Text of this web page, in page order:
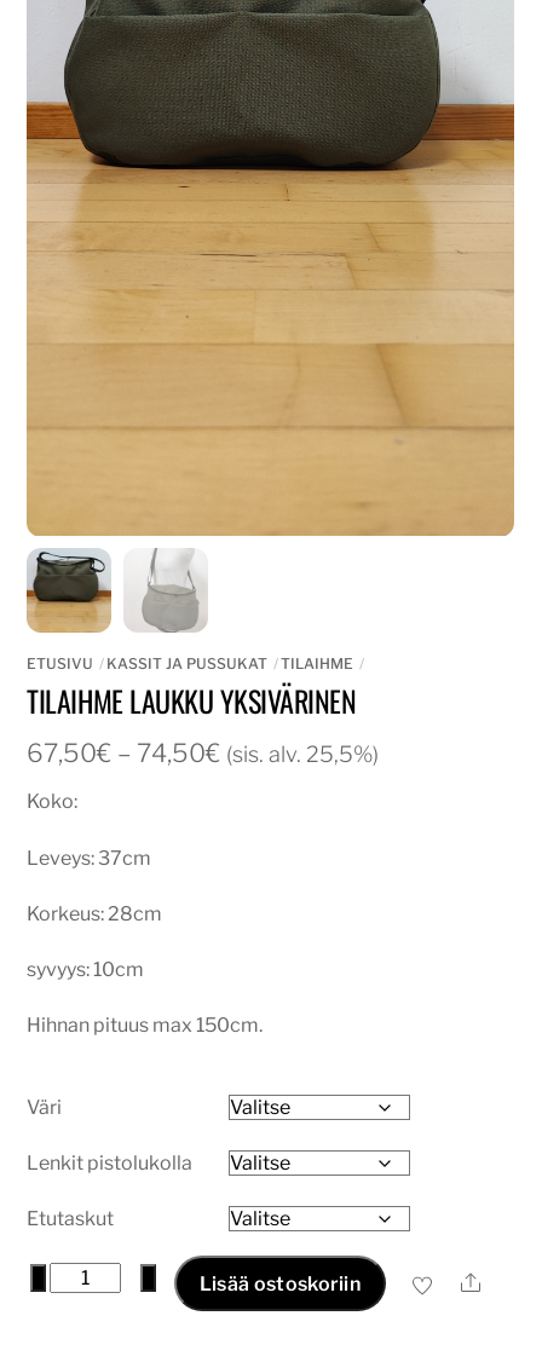
ETUSIVU KASSIT JA PUSSUKAT TILAIHME
TILAIHME LAUKKU YKSIVÄRINEN
67,50€ – 74,50€ Hintaluokka:
(sis. alv. 25,5%)
Koko:
Leveys: 37cm
Korkeus: 28cm
syvyys: 10cm
Hihnan pituus max 150cm.
Väri
Lenkit pistolukolla
Etutaskut
Tilaihme
Lisää ostoskoriin Ale